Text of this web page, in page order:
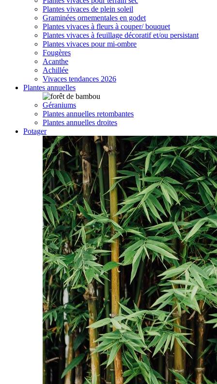
Plantes vivaces de plein soleil
Graminées ornementales en godet
Plantes vivaces à fleurs à couper/ bouquet
Plantes vivaces à feuillage décoratif et/ou persistant
Plantes vivaces pour mi-ombre
Fougères
Acanthe
Achillée
Vivaces tendances 2026
Plantes annuelles
Géraniums
Plantes annuelles retombantes
Plantes annuelles droites
Potager